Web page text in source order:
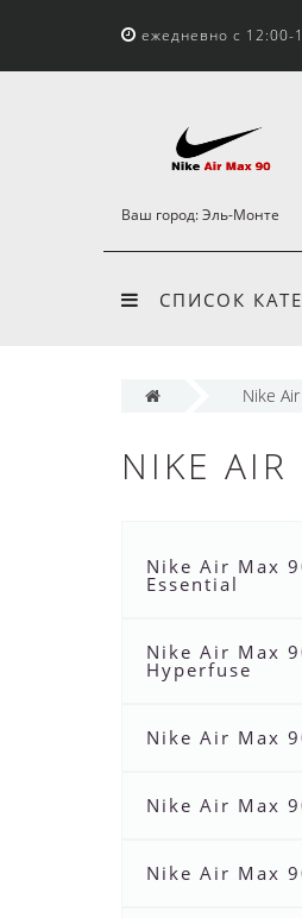
ежедневно с 12:00-
Ваш город:Эль-Монте
СПИСОК
Nike
NIKE
Nike Air Max
Essential
Nike Air Max
Hyperfuse
Nike Air Max
Nike Air Max
Nike Air Max